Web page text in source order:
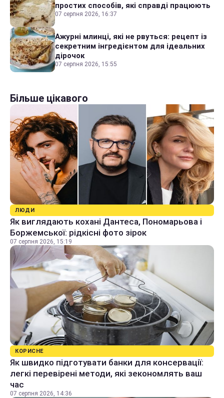
простих способів, які справді працюють
07 серпня 2026, 16:37
Ажурні млинці, які не рвуться: рецепт із
секретним інгредієнтом для ідеальних
дірочок
07 серпня 2026, 15:55
Більше цікавого
ЛЮДИ
Як виглядають кохані Дантеса, Пономарьова і
Боржемської: рідкісні фото зірок
07 серпня 2026, 15:19
КОРИСНЕ
Як швидко підготувати банки для консервації:
легкі перевірені методи, які зекономлять ваш
час
07 серпня 2026, 14:36